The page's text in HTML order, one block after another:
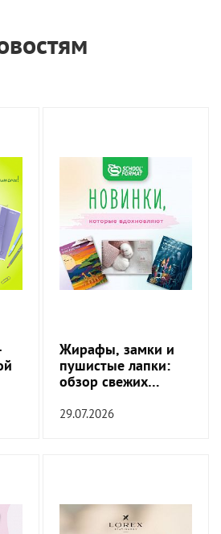
Жирафы, замки и
пушистые лапки:
обзор свежих
29.07.2026